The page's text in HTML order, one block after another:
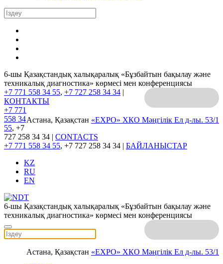
6-шы Қазақстандық халықаралық «Бұзбайтын бақылау және
техникалық диагностика» көрмесі мен конференциясы
Астана, Қазақстан «EXPO» ХКО Мәңгілік Ел д-лы. 53/1
+7 771 558 34 55, +7 727 258 34 34 |
КОНТАКТЫ
+7 771
558 34
55, +7
727 258 34 34 | CONTACTS
+7 771 558 34 55, +7 727 258 34 34 | БАЙЛАНЫСТАР
KZ
RU
EN
6-шы Қазақстандық халықаралық «Бұзбайтын бақылау және
техникалық диагностика» көрмесі мен конференциясы
Астана, Қазақстан «EXPO» ХКО Мәңгілік Ел д-лы. 53/1